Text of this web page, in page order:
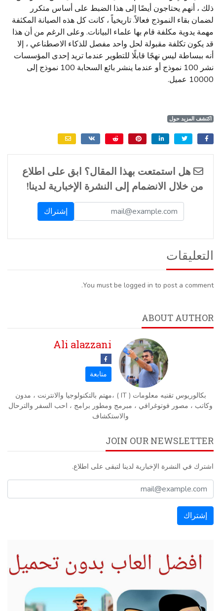
ذلك ، أنهم يحتاجون أيضًا إلى هذا الضبط على أساس متكرر
لضمان بقاء النموذج فعالاً. تاريخياً ، كانت كل هذه الصيانة المكثفة
مهمة يدوية مكلفة قام بها علماء البيانات. وعلى الرغم من أن هذا
قد يكون تكلفة مقبولة لحل واحد مفصل للذكاء الاصطناعي ، إلا
أنه ببساطة ليس نهجًا قابلًا للتطوير عندما تريد إحدى المؤسسات
نشر 100 نموذج أو عندما ينشر بائع السحابة 100 نموذج إلى
10000 عميل.
اكتشف المزيد حول
هل استمتعت بهذا المقال؟ ابق على اطلاع
من خلال الانضمام إلى النشرة الإخبارية لدينا!
التعليقات
You must be logged in to post a comment.
ABOUT AUTHOR
Ali alazzani
بكالوريوس تقنيه معلومات ( IT ) ،مهتم بالتكنولوجيا والانترنت ، مدون
وكاتب ، مصور فوتوغرافي ، مبرمج ومطور برامج ، احب السفر والترحال
والاستكشاف
JOIN OUR NEWSLETTER
اشترك في النشرة الإخبارية لدينا لتبقى على اطلاع.